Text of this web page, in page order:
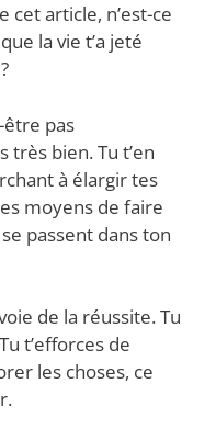
cet article, n’est-ce
la vie t’a jeté
être pas
très bien. Tu t’en
à élargir tes
moyens de faire
passent dans ton
de la réussite. Tu
t’efforces de
les choses, ce